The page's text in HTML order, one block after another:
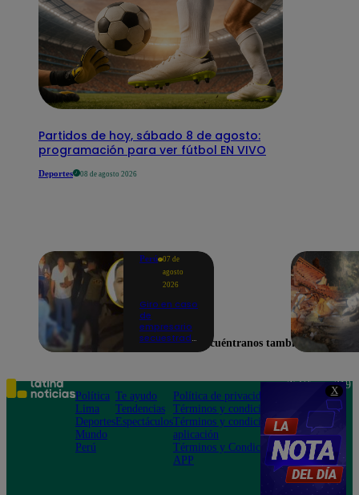
X
Partidos de hoy, sábado 8 de agosto:
programación para ver fútbol EN VIVO
Deportes 08 de agosto 2026
Perú 07 de
agosto
2026
Giro en caso
de
empresario
secuestrado
cuentas
Encuéntranos también en
Política
Lima
Deportes
Mundo
Perú
Te ayudo
Tendencias
Espectáculos
Política de privacidad
Términos y condiciones
Términos y condiciones
aplicación
Términos y Condiciones
APP
Teléfono: 219
Av. San
Felipe 968
Jesús María